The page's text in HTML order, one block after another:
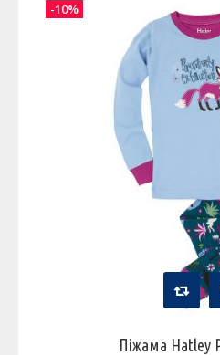
Піжама Hatley
-10%